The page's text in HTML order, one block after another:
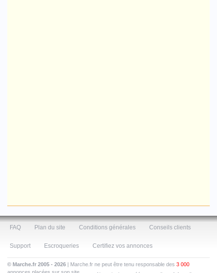
FAQ Plan du site Conditions générales Conseils clients
Support Escroqueries Certifiez vos annonces
© Marche.fr 2005 - 2026 | Marche.fr ne peut être tenu responsable des 3 000